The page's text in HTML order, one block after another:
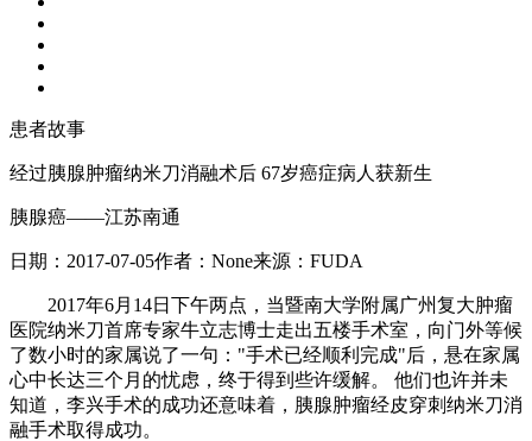
患者故事
经过胰腺肿瘤纳米刀消融术后 67岁癌症病人获新生
胰腺癌——江苏南通
日期： 2017-07-05作者： None来源： FUDA
2017年6月14日下午两点，当暨南大学附属广州复大肿瘤
医院纳米刀首席专家牛立志博士走出五楼手术室，向门外等候
了数小时的家属说了一句："手术已经顺利完成"后，悬在家属
心中长达三个月的忧虑，终于得到些许缓解。 他们也许并未
知道，李兴手术的成功还意味着，胰腺肿瘤经皮穿刺纳米刀消
融手术取得成功。